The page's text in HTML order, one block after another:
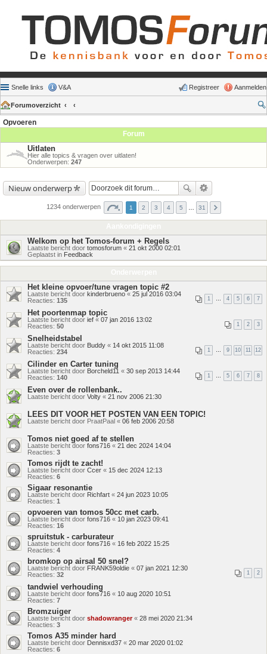
Snelle links V&A Aanmelden
Registreer
Forumoverzicht
Opvoeren
Forum
Uitlaten
Hier alle topics & vragen over uitlaten!
Onderwerpen: 247
Nieuw onderwerp
1234 onderwerpen 1 2 3 4 5 … 31
Welkom op het Tomos-forum + Regels
Laatste bericht door tomosforum « 21 okt 2000 02:01
Geplaatst in Feedback
Het kleine opvoer/tune vragen topic #2
Laatste bericht door kinderbrueno « 25 jul 2016 03:04
Reacties: 135 1 … 4 5 6 7
Het poortenmap topic
Laatste bericht door ief « 07 jan 2016 13:02
Reacties: 50 1 2 3
Snelheidstabel
Laatste bericht door Buddy « 14 okt 2015 11:08
Reacties: 234 1 … 9 10 11 12
Cilinder en Carter tuning
Laatste bericht door Borcheld11 « 30 sep 2013 14:44
Reacties: 140 1 … 5 6 7 8
Even over de rollenbank..
Laatste bericht door Volty « 21 nov 2006 21:30
LEES DIT VOOR HET POSTEN VAN EEN TOPIC!
Laatste bericht door PraatPaal « 06 feb 2006 20:58
Tomos niet goed af te stellen
Laatste bericht door fons716 « 21 dec 2024 14:04
Reacties: 3
Tomos rijdt te zacht!
Laatste bericht door Ccer « 15 dec 2024 12:13
Reacties: 6
Sigaar resonantie
Laatste bericht door Richfart « 24 jun 2023 10:05
Reacties: 1
opvoeren van tomos 50cc met carb.
Laatste bericht door fons716 « 10 jan 2023 09:41
Reacties: 16
spruitstuk - carburateur
Laatste bericht door fons716 « 16 feb 2022 15:25
Reacties: 4
bromkop op airsal 50 snel?
Laatste bericht door FRANK59oldie « 07 jan 2021 12:30
Reacties: 32 1 2
tandwiel verhouding
Laatste bericht door fons716 « 10 aug 2020 10:51
Reacties: 7
Bromzuiger
Laatste bericht door shadowranger« 28 mei 2020 21:34
Reacties: 3
Tomos A35 minder hard
Laatste bericht door Dennisxd37 « 20 mar 2020 01:02
Reacties: 6